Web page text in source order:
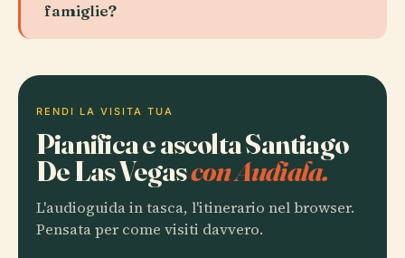
famiglie?
RENDI LA VISITA TUA
Pianifica e ascolta Santiago
De Las Vegascon Audiala.
L'audioguida in tasca, l'itinerario nel browser.
Pensata per come visiti davvero.